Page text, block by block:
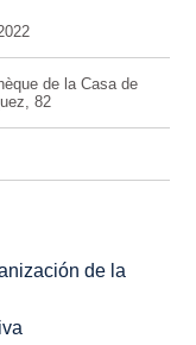
de la Casa de
82
de la